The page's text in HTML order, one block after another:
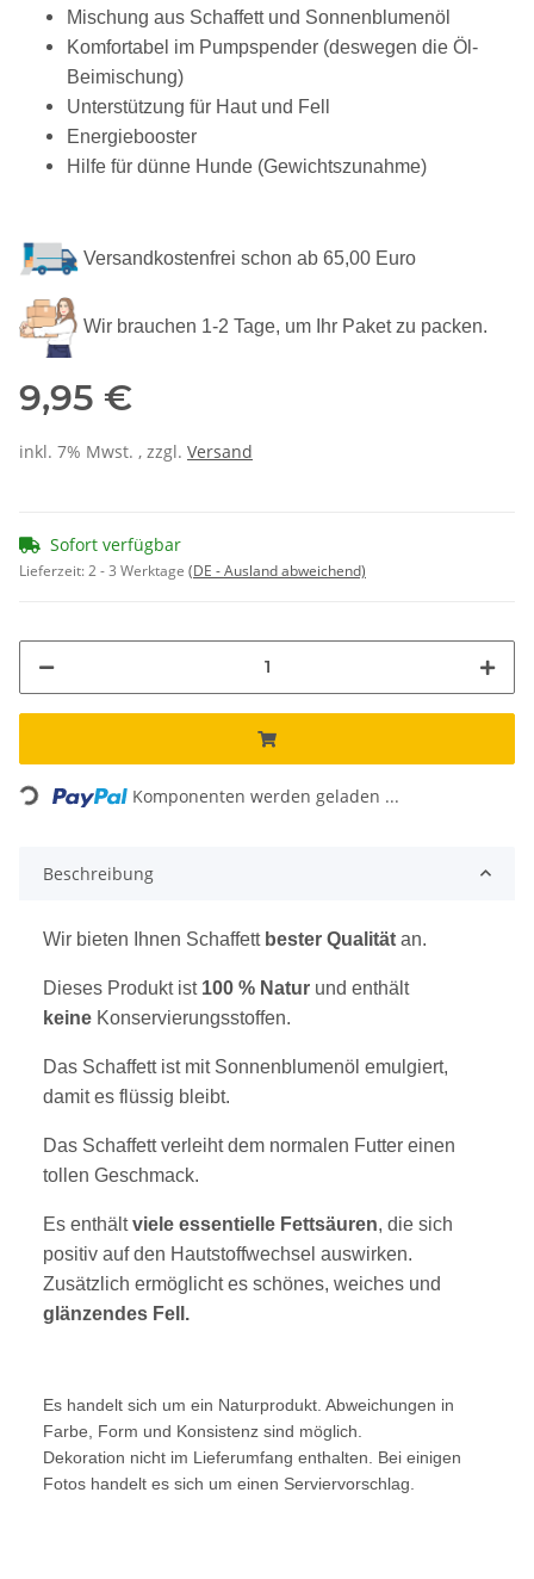
Mischung aus Schaffett und Sonnenblumenöl
Komfortabel im Pumpspender (deswegen die Öl-
Beimischung)
Unterstützung für Haut und Fell
Energiebooster
Hilfe für dünne Hunde (Gewichtszunahme)
Versandkostenfrei schon ab 65,00 Euro
Wir brauchen 1-2 Tage, um Ihr Paket zu packen.
9,95 €
inkl. 7% Mwst. , zzgl. Versand
Sofort verfügbar
Lieferzeit:2 - 3 Werktage (DE - Ausland abweichend)
Loading... Komponenten werden geladen ...
Beschreibung
Wir bieten Ihnen Schaffett bester Qualität an.
Dieses Produkt ist 100 % Natur und enthält
keine Konservierungsstoffen.
Das Schaffett ist mit Sonnenblumenöl emulgiert,
damit es flüssig bleibt.
Das Schaffett verleiht dem normalen Futter einen
tollen Geschmack.
Es enthältviele essentielle Fettsäuren, die sich
positiv auf den Hautstoffwechsel auswirken.
Zusätzlich ermöglicht es schönes, weiches und
glänzendes Fell.
Es handelt sich um ein Naturprodukt. Abweichungen in
Farbe, Form und Konsistenz sind möglich.
Dekoration nicht im Lieferumfang enthalten. Bei einigen
Fotos handelt es sich um einen Serviervorschlag.